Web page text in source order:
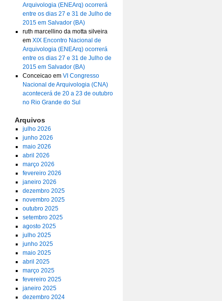
Arquivologia (ENEArq) ocorrerá
entre os dias 27 e 31 de Julho de
2015 em Salvador (BA)
ruth marcellino da motta silveira
em XIX Encontro Nacional de
Arquivologia (ENEArq) ocorrerá
entre os dias 27 e 31 de Julho de
2015 em Salvador (BA)
Conceicaoem VI Congresso
Nacional de Arquivologia (CNA)
acontecerá de 20 a 23 de outubro
no Rio Grande do Sul
Arquivos
julho 2026
junho 2026
maio 2026
abril 2026
março 2026
fevereiro 2026
janeiro 2026
dezembro 2025
novembro 2025
outubro 2025
setembro 2025
agosto 2025
julho 2025
junho 2025
maio 2025
abril 2025
março 2025
fevereiro 2025
janeiro 2025
dezembro 2024